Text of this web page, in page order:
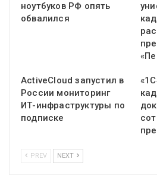
ноутбуков РФ опять
обвалился
ActiveCloud запустил в
России мониторинг
ИТ-инфраструктуры по
подписке
PREV NEXT